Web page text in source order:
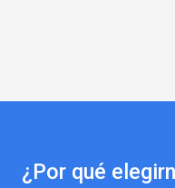
¿Por qué